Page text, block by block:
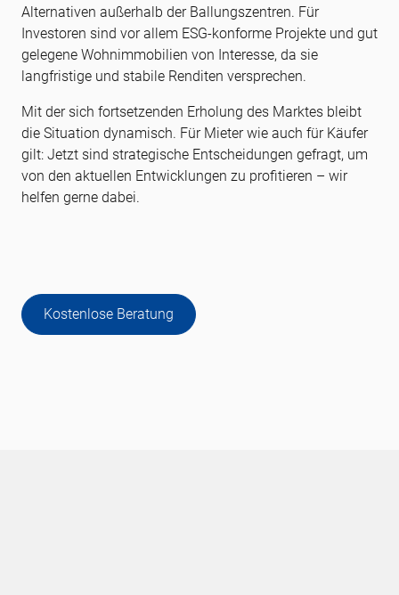
Alternativen außerhalb der Ballungszentren. Für
Investoren sind vor allem ESG-konforme Projekte und gut
gelegene Wohnimmobilien von Interesse, da sie
langfristige und stabile Renditen versprechen.
Mit der sich fortsetzenden Erholung des Marktes bleibt
die Situation dynamisch. Für Mieter wie auch für Käufer
gilt: Jetzt sind strategische Entscheidungen gefragt, um
von den aktuellen Entwicklungen zu profitieren – wir
helfen gerne dabei.
Kostenlose Beratung